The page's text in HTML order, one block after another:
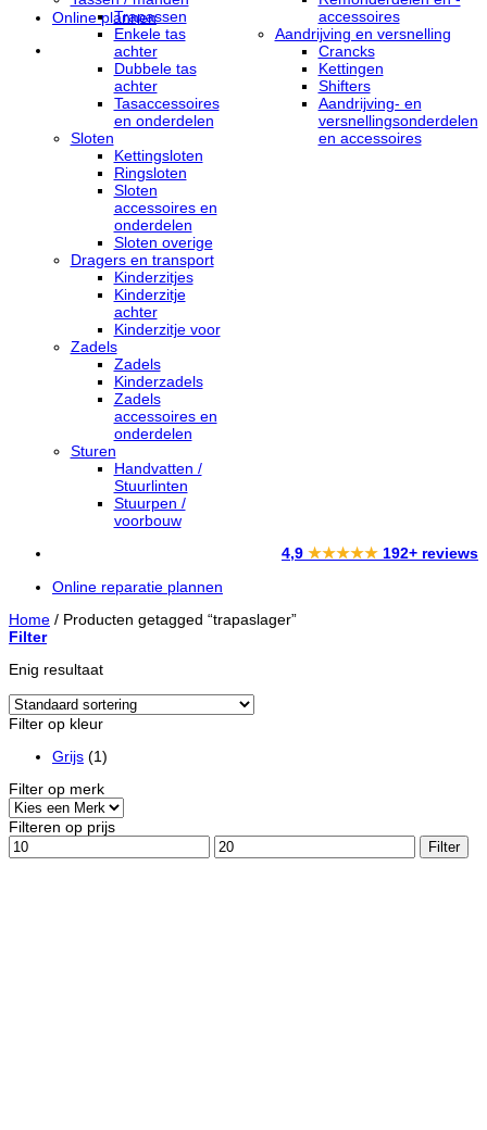
Online plannen
Trapassen
Enkele tas
achter
Dubbele tas
achter
Tasaccessoires
en onderdelen
Sloten
Kettingsloten
Ringsloten
Sloten
accessoires en
onderdelen
Sloten overige
Dragers en transport
Kinderzitjes
Kinderzitje
achter
Kinderzitje voor
Zadels
Zadels
Kinderzadels
Zadels
accessoires en
onderdelen
Sturen
Handvatten /
Stuurlinten
Stuurpen /
voorbouw
accessoires
Aandrijving en versnelling
Crancks
Kettingen
Shifters
Aandrijving- en
versnellingsonderdelen
en accessoires
4,9 ★★★★★ 192+ reviews
Online reparatie plannen
Home / Producten getagged “trapaslager”
Filter
Enig resultaat
Filter op kleur
Grijs (1)
Filter op merk
Filteren op prijs
Min.
prijs
Max.
prijs
Filter